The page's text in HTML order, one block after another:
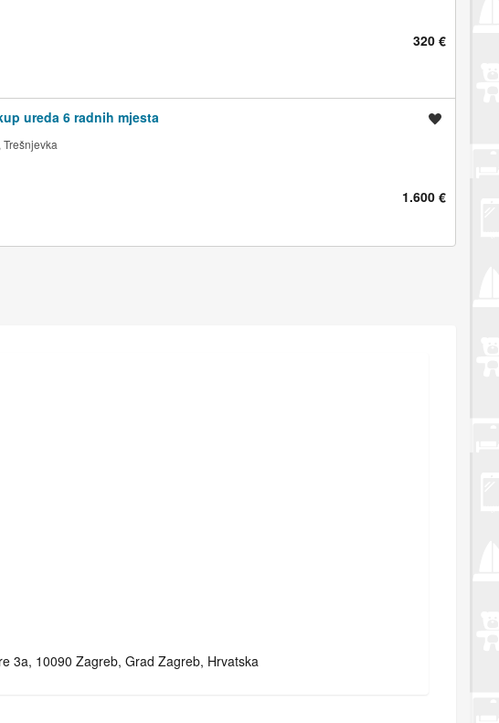
320 €
ureda 6 radnih mjesta
Trešnjevka
1.600 €
3a, 10090 Zagreb, Grad Zagreb, Hrvatska